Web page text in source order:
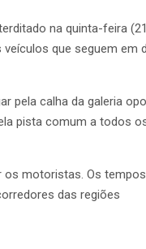
na quinta-feira
que seguem em
pela calha da galeria
pista comum a todos
os motoristas. Os
das regiões